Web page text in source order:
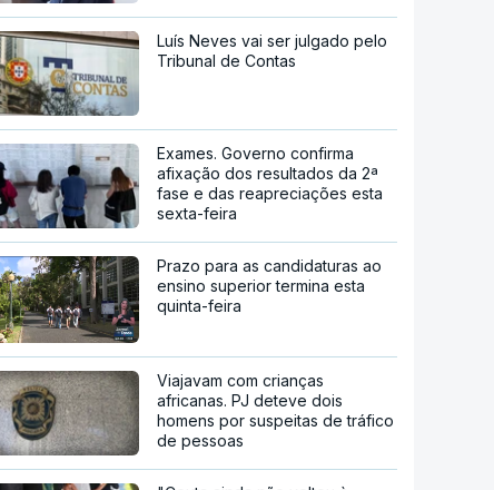
Luís Neves vai ser julgado pelo
Tribunal de Contas
Exames. Governo confirma
afixação dos resultados da 2ª
fase e das reapreciações esta
sexta-feira
Prazo para as candidaturas ao
ensino superior termina esta
quinta-feira
Viajavam com crianças
africanas. PJ deteve dois
homens por suspeitas de tráfico
de pessoas